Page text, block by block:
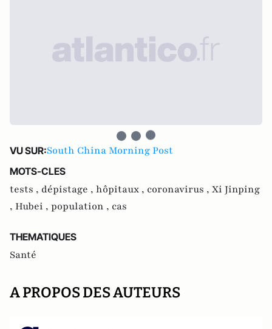
VU SUR:South China Morning Post
MOTS-CLES
tests , dépistage , hôpitaux , coronavirus , Xi Jinping
, Hubei , population , cas
THEMATIQUES
Santé
A PROPOS DES AUTEURS